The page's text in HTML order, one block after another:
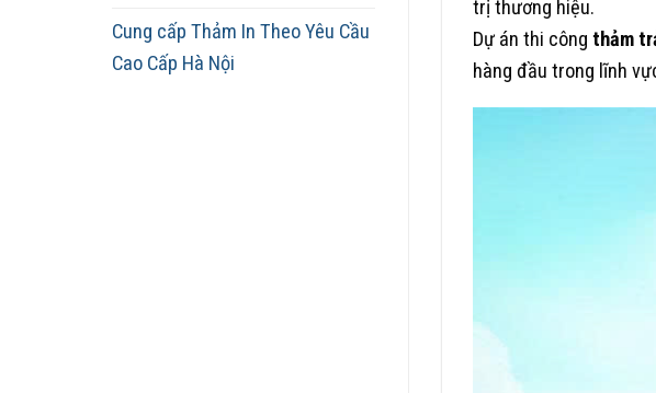
Cung cấp Thảm In Theo Yêu Cầu
Cao Cấp Hà Nội
trị thương hiệu.
Dự án thi công thảm
hàng đầu trong lĩnh